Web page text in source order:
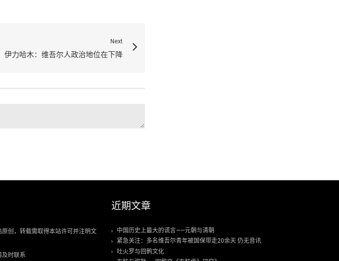
Next
伊力哈木：维吾尔人政治地位在下降
创，转载需取得本站许可并注明文
时联系.
近期文章
中国历史上最大的谎言——元朝与清朝
紧急关注：多名维吾尔青年被国保带走20余天 仍无音讯
吐火罗与回鹘文化